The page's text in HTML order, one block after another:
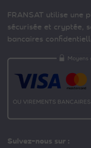
FRANSAT utilise une
sécurisée et cryptée,
bancaires
Suivez-nous sur :